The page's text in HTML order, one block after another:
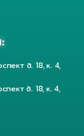
д. 18, к. 4,
д. 18, к. 4,